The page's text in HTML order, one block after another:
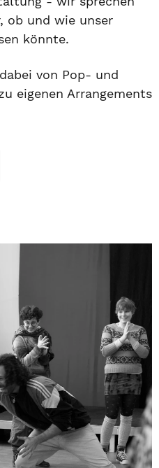
ob und wie unser
könnte.
von Pop- und
eigenen Arrangements